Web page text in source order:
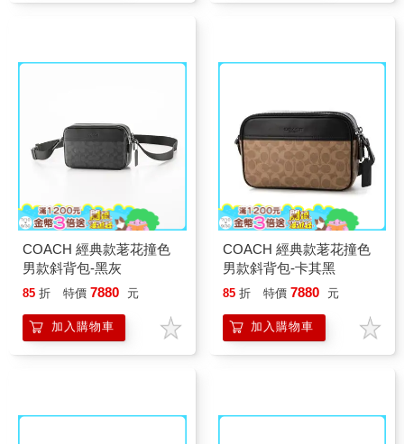
COACH 經典款荖花撞色
男款斜背包-黑灰
85 折 特價 7880 元
加入購物車
COACH 經典款荖花撞色
男款斜背包-卡其黑
85 折 特價 7880 元
加入購物車